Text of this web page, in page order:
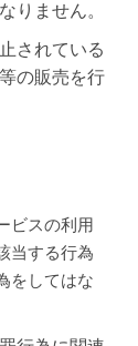
りません。
されている
の販売を行
ビスの利用
当する行為
をしてはな